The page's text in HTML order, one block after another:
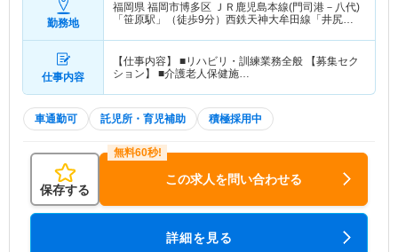
勤務地
福岡県 福岡市博多区 ＪＲ鹿児島本線(門司港－八代)
「笹原駅」（徒歩9分）西鉄天神大牟田線「井尻
仕事内容
【仕事内容】 ■リハビリ・訓練業務全般 【募集セク
ション】 ■介護老人保健施…
車通勤可 託児所・育児補助 積極採用中
保存する
この求人を問い合わせる
詳細を見る